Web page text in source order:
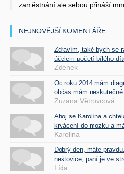
zaměstnání ale sebou přináší
NEJNOVĚJŠÍ KOMENTÁŘE
Zdravím, také bych se
účelem početí bílého
Zdenek
Od roku 2014 mám
občas mám
Zuzana Větrovcová
Ahoj se Karolína a
krvácení do mozku a
Karolina
Dobrý den, máte
neštovice, paní je ve
Lída